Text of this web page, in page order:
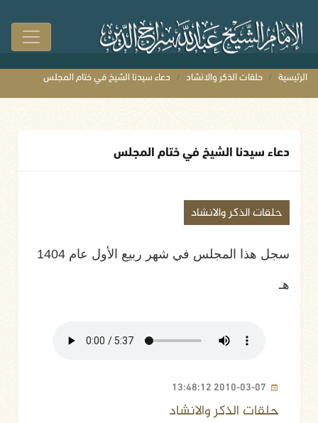
الرئيسية حلقات الذكر والانشاد دعاء سيدنا الشيخ في ختام المجلس
دعاء سيدنا الشيخ في ختام المجلس
حلقات الذكر والانشاد
سجل هذا المجلس في شهر ربيع الأول عام 1404
هـ
2010-03-07 13:48:12
حلقات الذكر والانشاد